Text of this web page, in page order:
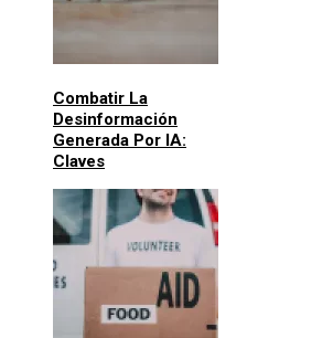
Combatir La
Desinformación
Generada Por IA:
Claves